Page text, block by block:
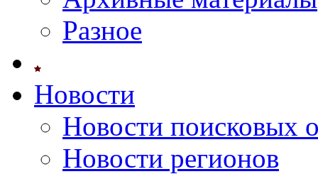
Разное
Новости
Новости поисковых
Новости регионов